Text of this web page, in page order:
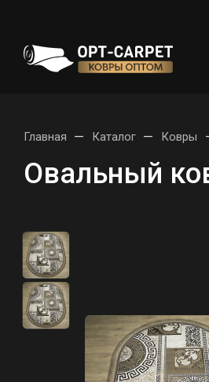
Главная — Каталог — Ковры
Овальный